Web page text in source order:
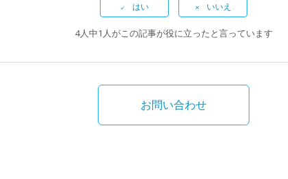
4人中1人がこの記事が役に立ったと言っています
お問い合わせ